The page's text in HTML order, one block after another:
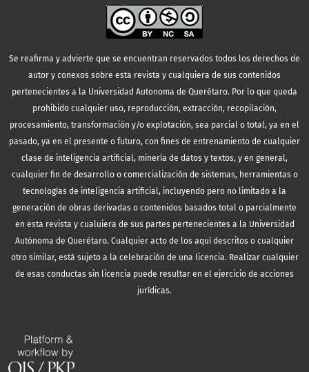
Se reafirma y advierte que se encuentran reservados todos los derechos de
autor y conexos sobre esta revista y cualquiera de sus contenidos
pertenecientes a la Universidad Autonoma de Querétaro. Por lo que queda
prohibido cualquier uso, reproducción, extracción, recopilación,
procesamiento, transformación y/o explotación, sea parcial o total, ya en el
pasado, ya en el presente o futuro, con fines de entrenamiento de cualquier
clase de inteligencia artificial, minería de datos y textos, y en general,
cualquier fin de desarrollo o comercialización de sistemas, herramientas o
tecnologías de inteligencia artificial, incluyendo pero no limitado a la
generación de obras derivadas o contenidos basados total o parcialmente
en esta revista y cualuiera de sus partes pertenecientes a la Universidad
Autónoma de Querétaro. Cualquier acto de los aquí descritos o cualquier
otro similar, está sujeto a la celebración de una licencia. Realizar cualquier
de esas conductas sin licencia puede resultar en el ejercicio de acciones
jurídicas.